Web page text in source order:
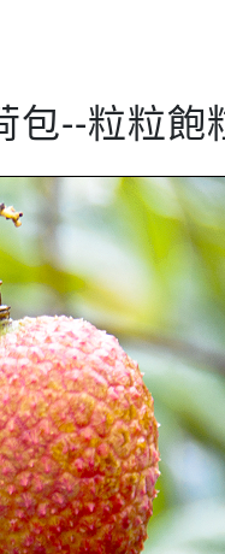
包--粒粒飽